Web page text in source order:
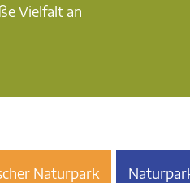
Vielfalt an
Naturpark